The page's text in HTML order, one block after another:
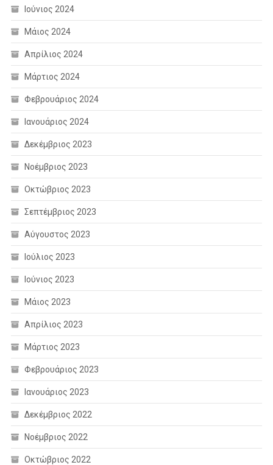
Ιούνιος 2024
Μάιος 2024
Απρίλιος 2024
Μάρτιος 2024
Φεβρουάριος 2024
Ιανουάριος 2024
Δεκέμβριος 2023
Νοέμβριος 2023
Οκτώβριος 2023
Σεπτέμβριος 2023
Αύγουστος 2023
Ιούλιος 2023
Ιούνιος 2023
Μάιος 2023
Απρίλιος 2023
Μάρτιος 2023
Φεβρουάριος 2023
Ιανουάριος 2023
Δεκέμβριος 2022
Νοέμβριος 2022
Οκτώβριος 2022